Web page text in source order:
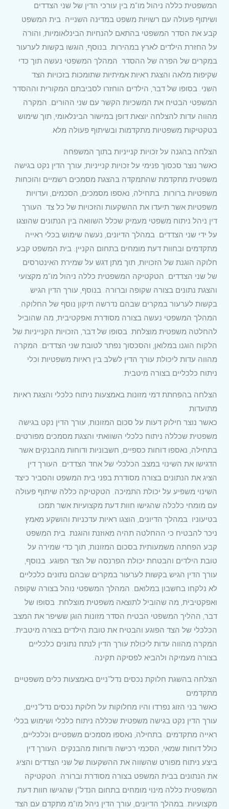
המשפטית כללה ניהול מו"מ בין עורכי הדין של שני הצדדים
ושיתוף פעולה עם רשויות משפט במדינה השנייה. בית המשפט
קבע את הסדר המשפטי בהתאם להנחיות הבינלאומיות, והורה
על החזרת הילדים לארץ במהירות. בנוסף, הוגשו בקשות לערעור
במקרים של הפרה של ההסדר. המהלך המשפטי נעשה תוך כדי
שקיפות מלאה והצגת ראיות אמיתיות שתומכות בזכויות הצד
השני. בסופו של דבר, הילדים הוחזרו לסביבתם המקורית וההסדר
המשפטי הבטיח את המשכיות הקשר עם שני ההורים. המקרה
מהווה עדות להצלחה יוצאת דופן במישור הבינלאומי, תוך שימוש
בטקטיקות משפטיות מתקדמות ובשיתוף פעולה מלא.
הצלחה בהגנה על זכויות קנייניות בתוך המשפחה
כאשר נוצר סכסוך פנימי על זכויות קנייניות, עורך הדין נקט בגישה
משפטית מתקדמת שהתמקדה בהצגת מסמכים רשמיים והוכחות
משפטיות ברורות. בתחילה, נאספו מסמכים, הסכמים, ועדויות
משפטיות אשר תיעדו את ההשקעות והזכויות של כל צד. העורך
דין ניהל ניתוח משפטי מעמיק שכלל השוואה בין הנתונים שהוצגו
על ידי שני הצדדים. במהלך הדיונים, נעשה שימוש בכלי ראייה
מתקדמים ובחוות דעת מומחים בתחום הקניין. בית המשפט קבע
חלוקה הוגנת של הזכויות, תוך מתן דגש על שמירת האינטרסים
של שני הצדדים. הטקטיקה המשפטית כללה ניהול מו"מ מקצועי
והצגת נתונים בצורה שקופה וברורה. בנוסף, עורך הדין הגיש
בקשות לערעור במקרים שבהם נדרשה תיקון נוסף של החלוקה.
המהלך המשפטי נעשה בצורה מסודרת ואפקטיבית, מה שהוביל
להחלטה משפטית מוצלחת. בסופו של דבר, הזכויות הקנייניות של
הלקוח הוגנו במלואן, והסכסוך נפתר לטובת שני הצדדים. המקרה
מהווה עדות ליכולת עורך הדין לשלב בין ראיות משפטיות וכלי
ניתוח כלכליים בצורה מיטבית.
הצלחה בהפחתת דמי מזונות באמצעות ניתוח כלכלי והצגת ראיות
מתועדות
כאשר נוצר חילוק דעות על סכום המזונות, עורך הדין נקט בגישה
משפטית שכללה ניתוח כלכלי השוואתי והצגת מסמכים מפורטים.
בתחילה, נאספו דוחות כספיים, חשבוניות ודוחות מהבנקים אשר
הדגישו את השינוי במצב הכלכלי של אחד הצדדים. העורך דין
הציג את הנתונים בצורה מסודרת בפני בית המשפט והסביר כיצד
השינוי משפיע על יכולת התמיכה. הטקטיקה כללה שיתוף פעולה
עם מומחי כלכלה שהגישו חוות דעת מקצועיות אשר תמכו
בטיעוניו. במהלך הדיונים, הוצגו ראיות עדכניות והושקע מאמץ
ניכר להבטיח כי ההחלטה תהיה מאוזנת והוגנת. בית המשפט
קבע הפחתה משמעותית בסכום המזונות, תוך כדי שמירה על
טובת הילדים והבטחת יכולת הפרנסה של הצד הפוגע. בנוסף,
עורך הדין הגיש בקשות לערעור במקרים שבהם נתונים כלכליים
לא נלקחו בחשבון במלואם. המהלך המשפטי נוהל בצורה שקופה
ואפקטיבית, מה שהוביל לתוצאה משפטית מוצלחת. בסופו של
דבר, ההליך המשפטי הבטיח הסדר מזונות הוגן ששיפר את המצב
הכלכלי של הצד הפוגע והבטיח את טובת הילדים בצורה מיטבית.
המקרה מהווה עדות ליכולת עורך הדין לנתח נתונים כלכליים
בצורה מעמיקה ולהביא לפסיקה תקינה.
הצלחה בהשגת חלוקת נכסים נדל"ניים באמצעות כלים משפטיים
מתקדמים
כאשר בני הזוג נפרדו והיו מחלוקות על חלוקת נכסים נדל"ניים,
עורך הדין נקט בגישה משפטית שכללה ניתוח כלכלי ושימוש בכלי
ראייה מתקדמים. בתחילה, נאספו מסמכים משפטיים וכלכליים,
כולל דוחות שמאי, הסכמי רכישה ודוחות מהבנקים. העורך דין
ביצע ניתוח מפורט שהשווה את ההשקעות של שני הצדדים והציג
את הנתונים בבית המשפט בצורה מסודרת וברורה. הטקטיקה
המשפטית כללה מינוי מומחים בתחום הנדל"ן שהגישו חוות דעת
מקצועיות. במהלך הדיונים, עורך הדין ניהל מו"מ מתקדם עם הצד